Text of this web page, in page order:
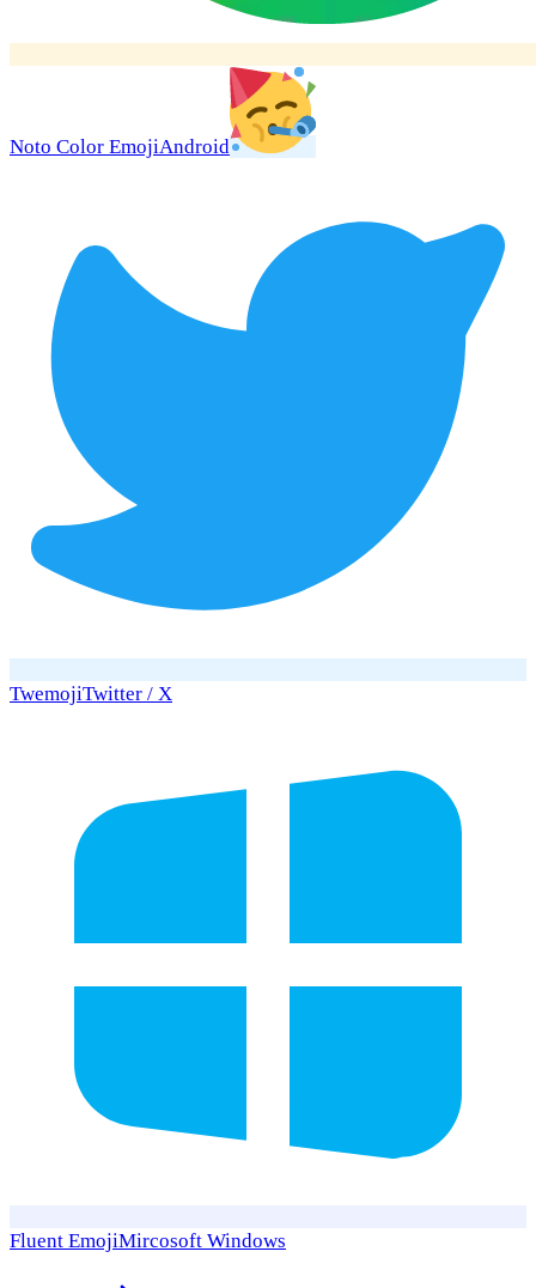
Noto Color EmojiAndroid
TwemojiTwitter / X
Fluent EmojiMircosoft Windows